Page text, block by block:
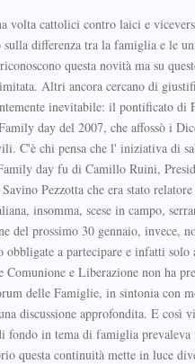
volta cattolici contro laici e
differenza tra la famiglia e le
questa novità ma su
Altri ancora cercano di
inevitabile: il pontificato di
day del 2007, che affossò i
C'è chi pensa che l' iniziativa di
day fu di Camillo Ruini,
Pezzotta che era stato
insomma, scese in campo,
del prossimo 30 gennaio, invece,
a partecipare e infatti
e Liberazione non ha
delle Famiglie, in sintonia con
discussione approfondita. E così
fondo in tema di famiglia
questa continuità mette in luce